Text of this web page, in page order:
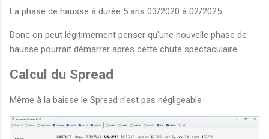
La phase de hausse à durée 5 ans 03/2020 à 02/2025
Donc on peut légitimement penser qu'une nouvelle phase de
hausse pourrait démarrer après cette chute spectaculaire.
Calcul du Spread
Même à la baisse le Spread n'est pas négligeable :